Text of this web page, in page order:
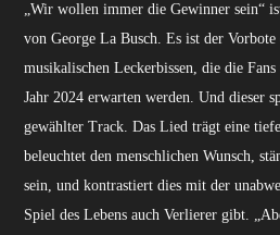
„Wir wollen immer die Gewinner sein“
von George La Busch. Es ist der
musikalischen Leckerbissen, die die
Jahr 2024 erwarten werden. Und dieser
gewählter Track. Das Lied trägt eine
beleuchtet den menschlichen Wunsch,
sein, und kontrastiert dies mit der
Spiel des Lebens auch Verlierer gibt.